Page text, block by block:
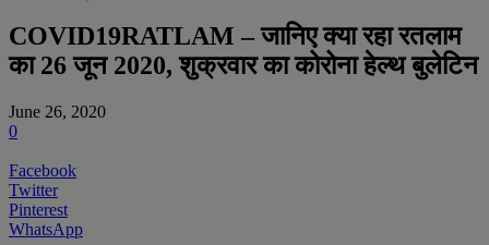
COVID19RATLAM – जानिए क्या रहा रतलाम
का 26 जून 2020, शुक्रवार का कोरोना हेल्थ बुलेटिन
June 26, 2020
0
Facebook
Twitter
Pinterest
WhatsApp